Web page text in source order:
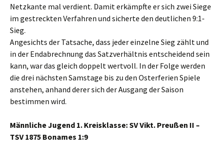
Netzkante mal verdient. Damit erkämpfte er sich zwei Siege
im gestreckten Verfahren und sicherte den deutlichen 9:1-
Sieg.
Angesichts der Tatsache, dass jeder einzelne Sieg zählt und
in der Endabrechnung das Satzverhältnis entscheidend sein
kann, war das gleich doppelt wertvoll. In der Folge werden
die drei nächsten Samstage bis zu den Osterferien Spiele
anstehen, anhand derer sich der Ausgang der Saison
bestimmen wird.
Männliche Jugend 1. Kreisklasse: SV Vikt. Preußen II –
TSV 1875 Bonames 1:9